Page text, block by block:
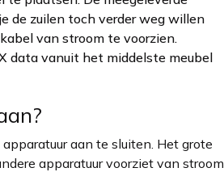
de zuilen toch verder weg willen
van stroom te voorzien.
data vanuit het middelste meubel
aan te sluiten. Het grote
apparatuur voorziet van stroom